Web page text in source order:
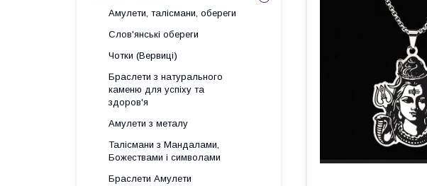
Амулети, талісмани, обереги
Слов'янські обереги
Чотки (Вервиці)
Браслети з натурального
каменю для успіху та
здоров'я
Амулети з металу
Талісмани з Мандалами,
Божествами і символами
Браслети Амулети